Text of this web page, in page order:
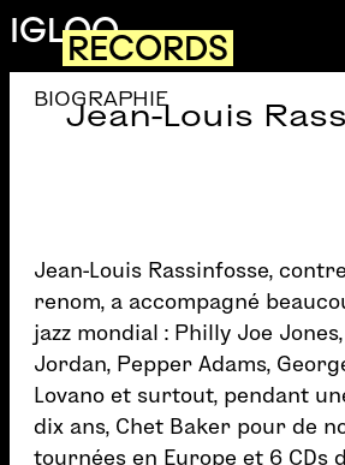
Aller au contenu principal
IGLOORECORDS
Jean-Louis
BIOGRAPHIE
Jean-Louis Rassinfosse,
renom, a accompagné
jazz mondial : Philly Joe
Jordan, Pepper Adams,
Lovano et surtout, pendant
dix ans, Chet Baker pour de
tournées en Europe et 6 CDs